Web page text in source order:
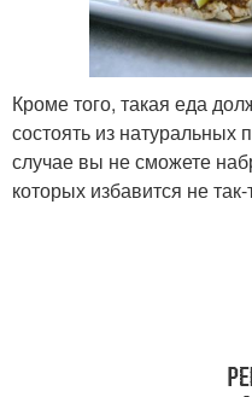
Кроме того, такая еда
состоять из натуральных
случае вы не сможете
которых избавится не